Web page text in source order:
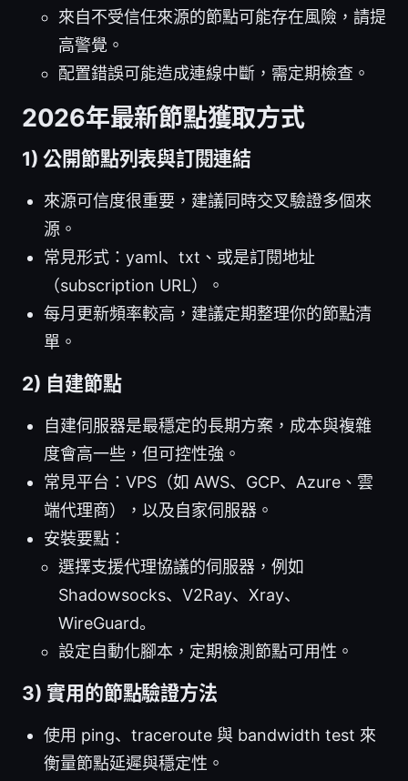
來自不受信任來源的節點可能存在風險，請提
高警覺。
配置錯誤可能造成連線中斷，需定期檢查。
2026年最新節點獲取方式
1) 公開節點列表與訂閱連結
來源可信度很重要，建議同時交叉驗證多個來
源。
常見形式：yaml、txt、或是訂閱地址
（subscription URL）。
每月更新頻率較高，建議定期整理你的節點清
單。
2) 自建節點
自建伺服器是最穩定的長期方案，成本與複雜
度會高一些，但可控性強。
常見平台：VPS（如 AWS、GCP、Azure、雲
端代理商），以及自家伺服器。
安裝要點：
選擇支援代理協議的伺服器，例如
Shadowsocks、V2Ray、Xray、
WireGuard。
設定自動化腳本，定期檢測節點可用性。
3) 實用的節點驗證方法
使用 ping、traceroute 與 bandwidth test 來
衡量節點延遲與穩定性。